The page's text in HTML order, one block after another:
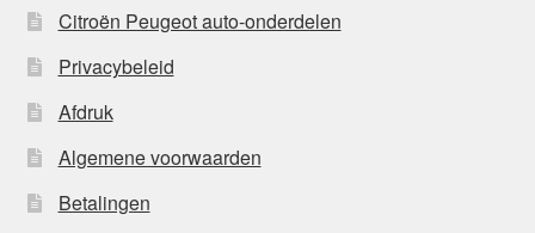
Citroën Peugeot auto-onderdelen
Privacybeleid
Afdruk
Algemene voorwaarden
Betalingen